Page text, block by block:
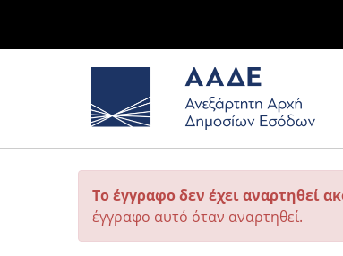
Το έγγραφο δεν έχει αναρτηθεί
έγγραφο αυτό όταν αναρτηθεί.